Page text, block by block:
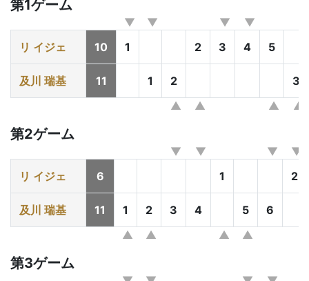
第1ゲーム
リ イジェ 10 1 2 3 4 5
及川 瑞基 11 1 2 3
第2ゲーム
リ イジェ 6 1 2
及川 瑞基 11 1 2 3 4 5 6
第3ゲーム